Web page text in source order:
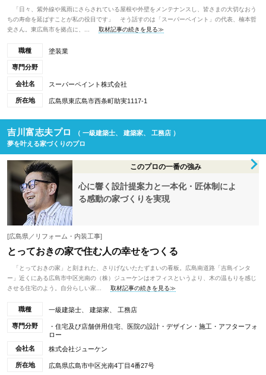
「日々、紫外線や風雨にさらされている屋根や外壁をメンテナンスし、皆さまの大切なおう
ちの寿命を延ばすことが私の役目です」 そう話すのは「スーパーペイント」の代表、楠本哲
史さん。東広島市を拠点に、...
取材記事の続きを見る≫
職種 塗装業
専門分野
会社名 スーパーペイント株式会社
所在地 広島県東広島市西条町助実1117-1
吉川富志夫プロ
（ 一級建築士、 建築家、 工務店 ）
夢を叶える家づくりのプロ
このプロの一番の強み
心に響く設計提案力と一本化・匠体制によ
る感動の家づくりを実現
[広島県／リフォーム・内装工事]
とっておきの家で住む人の幸せをつくる
「とっておきの家」と刻まれた、さりげないたたずまいの看板。広島南道路「吉島インタ
ー」近くにある広島市中区光南の（株）ジューケンはオフィスというより、木の温もりを感じ
させる住宅のよう。自分らしい家...
取材記事の続きを見る≫
職種 一級建築士、 建築家、 工務店
専門分野
・住宅及び店舗併用住宅、医院の設計・デザイン・施工・アフターフォ
ロー
会社名
株式会社ジューケン
所在地 広島県広島市中区光南4丁目4番27号